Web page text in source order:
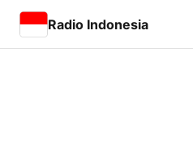
Radio Indonesia